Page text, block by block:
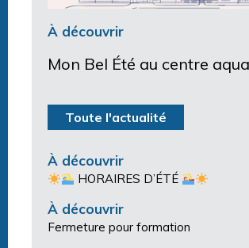
À découvrir
Mon Bel Été au centre
Toute l'actualité
À découvrir
HORAIRES D’ÉTÉ
À découvrir
Fermeture pour formation